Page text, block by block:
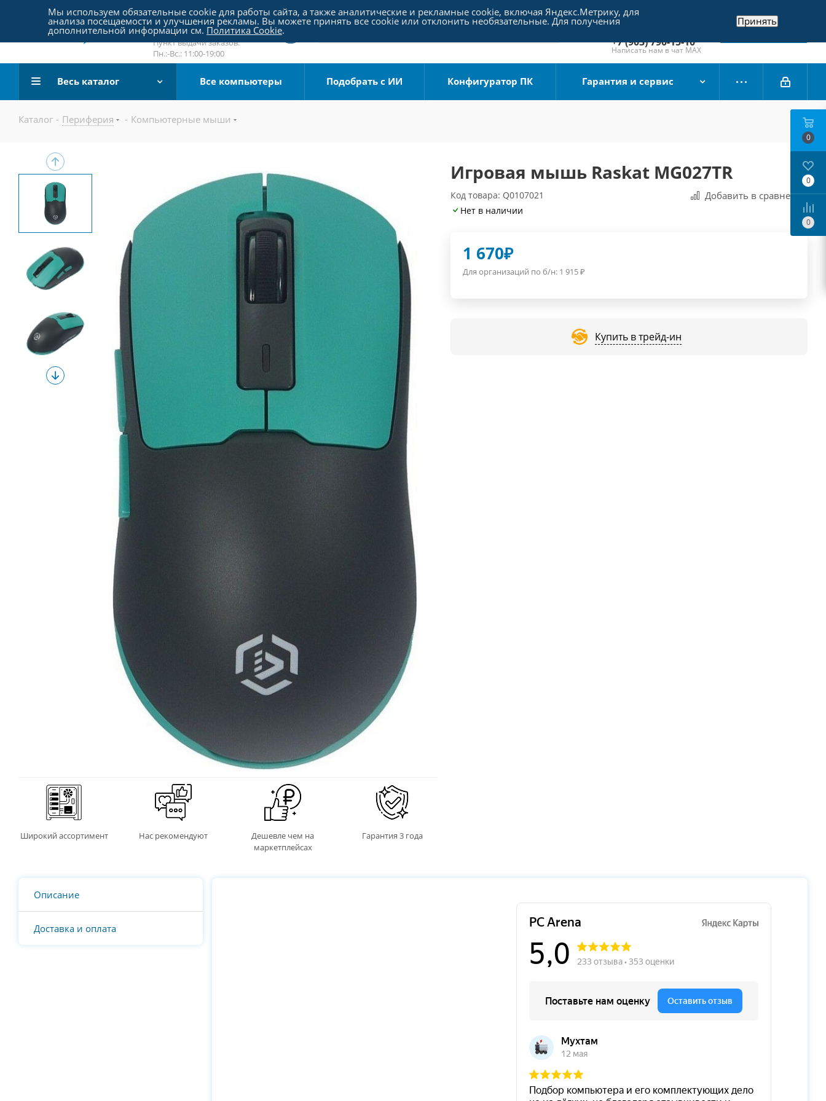
Пятницкое шоссе 18, пав. 267
email:sale@pc-arena.ru
Пн.:-Вс.: 10:00-20:00
Пункт выдачи заказов:
Пн.:-Вс.: 11:00-19:00
+7 (495) 790-15-10
Отдел продаж
+7 (903) 790-15-10
Написать нам в чат MAX
Заказать звонок
Весь каталог Все компьютеры Подобрать с ИИ Конфигуратор ПК Гарантия и сервис
Каталог - Периферия - Компьютерные мыши
Широкий ассортимент Нас рекомендуют
Дешевле чем на
маркетплейсах
Гарантия 3 года
Игровая мышь Raskat MG027TR
Код товара: Q0107021 Добавить в сравнения
Нет в наличии
1 670₽
Для организаций по б/н: 1 915₽
Купить в трейд-ин
Описание
Доставка и оплата
0
0
0
Мы используем обязательные cookie для работы сайта, а также аналитические и рекламные cookie, включая Яндекс.Метрику, для
анализа посещаемости и улучшения рекламы. Вы можете принять все cookie или отклонить необязательные. Для получения
дополнительной информации см. Политика Cookie.
Принять